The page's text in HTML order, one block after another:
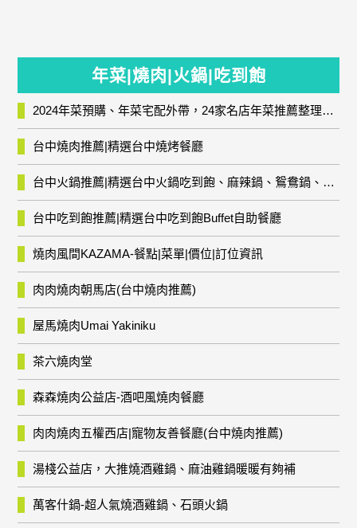
年菜|燒肉|火鍋|吃到飽
2024年菜預購、年菜宅配外帶，24家名店年菜推薦整理，圍爐輕鬆上菜團圓趣
台中燒肉推薦|精選台中燒烤餐廳
台中火鍋推薦|精選台中火鍋吃到飽、麻辣鍋、鴛鴦鍋、石頭火鍋、酸菜白肉鍋、海鮮鍋、燒酒雞、麻油雞、壽喜燒等熱門人氣火鍋店!
台中吃到飽推薦|精選台中吃到飽Buffet自助餐廳
燒肉風間KAZAMA-餐點|菜單|價位|訂位資訊
肉肉燒肉朝馬店(台中燒肉推薦)
屋馬燒肉Umai Yakiniku
茶六燒肉堂
森森燒肉公益店-酒吧風燒肉餐廳
肉肉燒肉五權西店|寵物友善餐廳(台中燒肉推薦)
湯棧公益店，大推燒酒雞鍋、麻油雞鍋暖暖有夠補
萬客什鍋-超人氣燒酒雞鍋、石頭火鍋